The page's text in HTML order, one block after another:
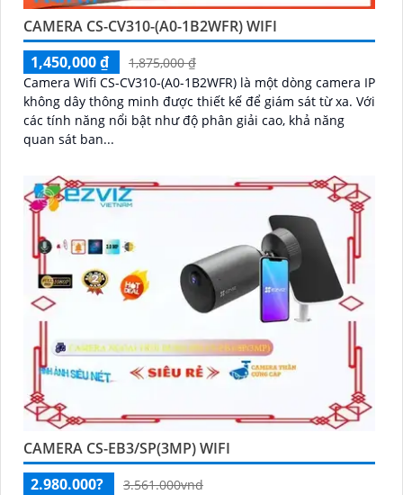
CAMERA CS-CV310-(A0-1B2WFR) WIFI
1,450,000 ₫
1,875,000 ₫
Camera Wifi CS-CV310-(A0-1B2WFR) là một dòng camera IP
không dây thông minh được thiết kế để giám sát từ xa. Với
các tính năng nổi bật như độ phân giải cao, khả năng
quan sát ban...
CAMERA CS-EB3/SP(3MP) WIFI
2.980.000?
3.561.000vnd